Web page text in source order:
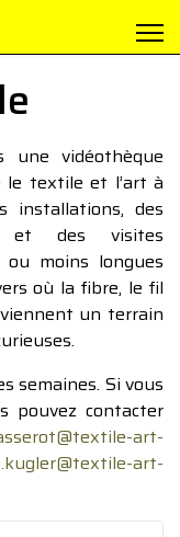
une vidéothèque
le textile et l’art à
installations, des
et des visites
ou moins longues
où la fibre, le fil
un terrain
semaines. Si vous
pouvez contacter
art-
art-